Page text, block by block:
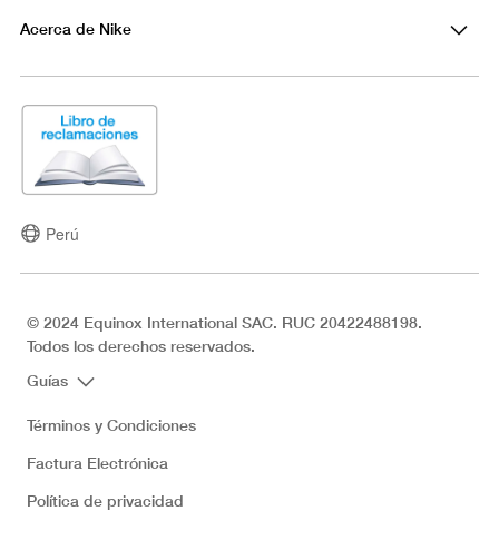
Acerca de Nike
Perú
© 2024 Equinox International SAC. RUC 20422488198.
Todos los derechos reservados.
Guías
Términos y Condiciones
Factura Electrónica
Política de privacidad